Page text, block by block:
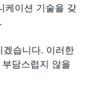
케이션 기술을 갖
습니다. 이러한
담스럽지 않을